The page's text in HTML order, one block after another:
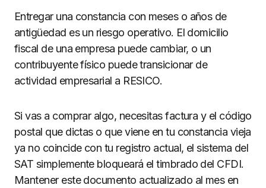
Entregar una constancia con meses o años de
antigüedad es un riesgo operativo. El domicilio
fiscal de una empresa puede cambiar, o un
contribuyente físico puede transicionar de
actividad empresarial a RESICO.
Si vas a comprar algo, necesitas factura y el código
postal que dictas o que viene en tu constancia vieja
ya no coincide con tu registro actual, el sistema del
SAT simplemente bloqueará el timbrado del CFDI.
Mantener este documento actualizado al mes en